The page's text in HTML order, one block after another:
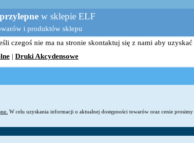
w sklepie ELF
i produktów sklepu
czegoś nie ma na stronie skontaktuj się z nami aby
| Druki Akcydensowe
W celu uzyskania informacji o aktualnej dostępności towarów oraz cenie